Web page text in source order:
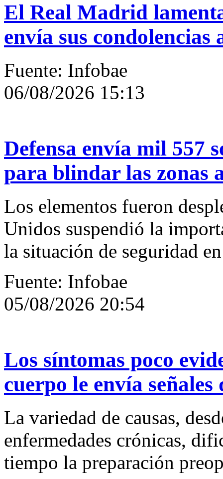
El Real Madrid
envía sus
Fuente: Infobae
06/08/2026 15:13
Defensa envía mil 557
para blindar las zonas
Los elementos fueron
Unidos suspendió la
la situación de seguridad
Fuente: Infobae
05/08/2026 20:54
Los síntomas poco
cuerpo le envía
La variedad de causas,
enfermedades crónicas,
tiempo la preparación